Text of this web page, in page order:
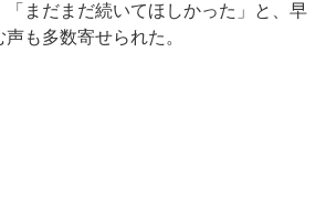
「まだまだ続いてほしかった」と、早
も多数寄せられた。